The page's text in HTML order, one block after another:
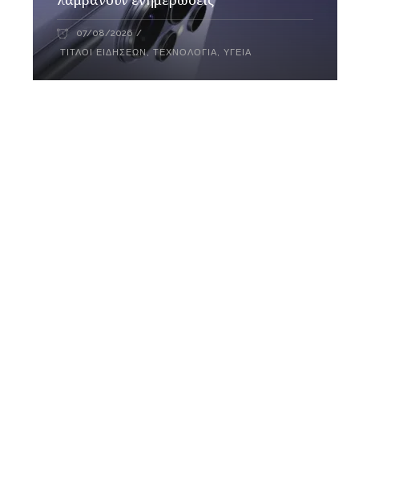
07/08/2026
ΤΊΤΛΟΙ ΕΙΔΉΣΕΩΝ,ΤΕΧΝΟΛΟΓΊΑ,ΥΓΕΊΑ